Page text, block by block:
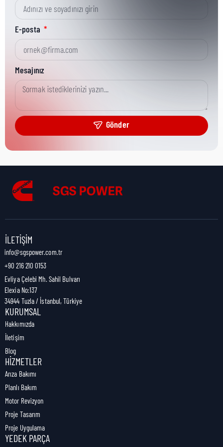
Kısa Parça No:
Ürün Grubu:
Ürün Kategorisi:
Nakliye Yüksekliği:
Nakliye Uzunluğu:
Nakliye Ağırlığı:
E-posta
Mesajınız
Gönder
İLETIŞIM
info@sgspower.com.tr
+90 216 210 0153
Evliya Çelebi Mh. Sahil Bulvarı
Elexia No:137
34944 Tuzla / İstanbul, Türkiye
KURUMSAL
Hakkımızda
İletişim
Blog
HIZMETLER
Arıza Bakımı
Planlı Bakım
Motor Revizyon
Proje Tasarım
Proje Uygulama
YEDEK PARÇA